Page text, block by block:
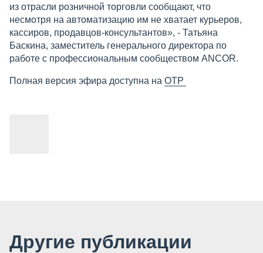
из отрасли розничной торговли сообщают, что
несмотря на автоматизацию им не хватает курьеров,
кассиров, продавцов-консультантов», - Татьяна
Баскина, заместитель генерального директора по
работе с профессиональным сообществом ANCOR.
Полная версия эфира доступна на ОТР
Другие публикации